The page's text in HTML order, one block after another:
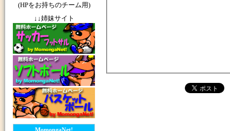
(HPをお持ちのチーム用)
↓↓姉妹サイト